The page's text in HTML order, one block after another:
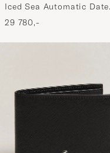
Iced Sea Automatic Date
Rubber Strap Blue
29 780,-